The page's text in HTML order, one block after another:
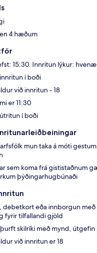
4 hæðum
15:30. Innritun lýkur:
í boði
við innritun - 18
er 11:30
í boði
mun taka á móti
sem koma frá gististaðnum
þýðingarhugbúnaði
debetkort eða innborgun
fyrir tilfallandi gjöld
skilríki með mynd, útgefin
við innritun er 18